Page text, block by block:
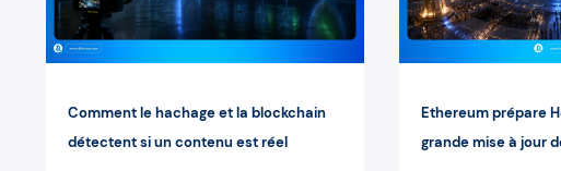
Comment le hachage et la blockchain
détectent si un contenu est réel
Ethereum prépare
grande mise à jour